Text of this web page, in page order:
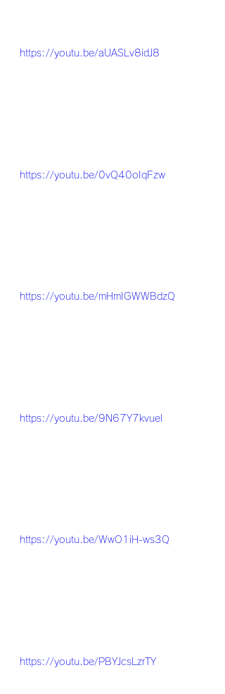
https://youtu.be/aUASLv8idJ8
https://youtu.be/0vQ40oIqFzw
https://youtu.be/mHmIGWWBdzQ
https://youtu.be/9N67Y7kvueI
https://youtu.be/WwO1iH-ws3Q
https://youtu.be/PBYJcsLzrTY